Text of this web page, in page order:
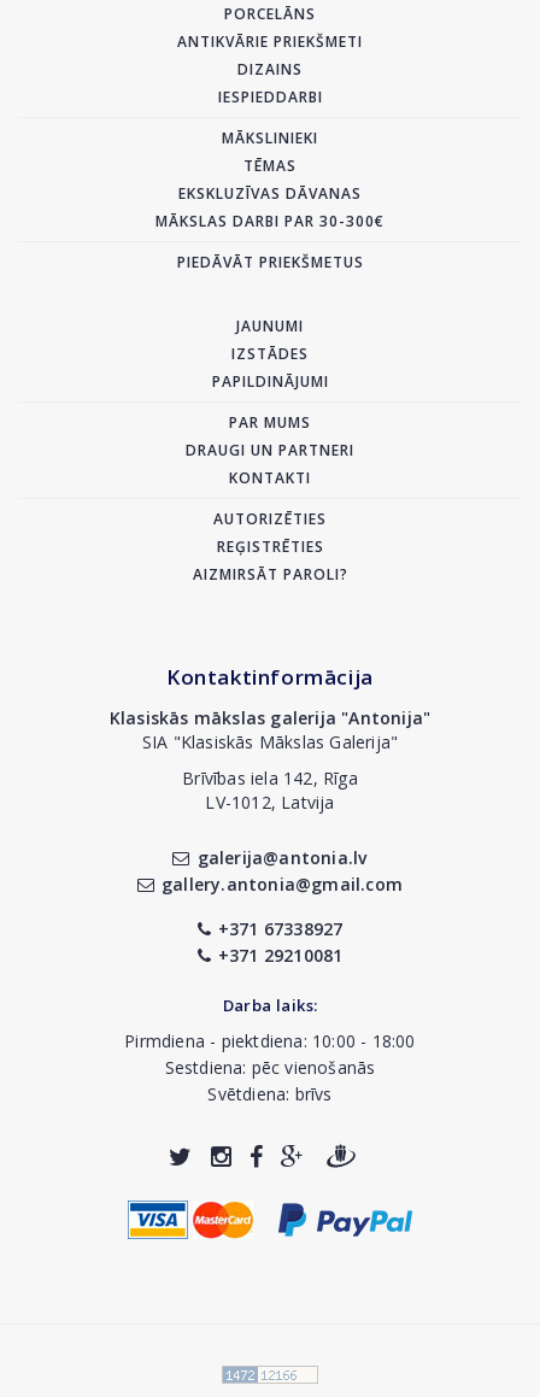
PORCELĀNS
ANTIKVĀRIE PRIEKŠMETI
DIZAINS
IESPIEDDARBI
MĀKSLINIEKI
TĒMAS
EKSKLUZĪVAS DĀVANAS
MĀKSLAS DARBI PAR 30-300€
PIEDĀVĀT PRIEKŠMETUS
JAUNUMI
IZSTĀDES
PAPILDINĀJUMI
PAR MUMS
DRAUGI UN PARTNERI
KONTAKTI
AUTORIZĒTIES
REĢISTRĒTIES
AIZMIRSĀT PAROLI?
Kontaktinformācija
Klasiskās mākslas galerija "Antonija"
SIA "Klasiskās Mākslas Galerija"
Brīvības iela 142, Rīga
LV-1012, Latvija
galerija@antonia.lv
gallery.antonia@gmail.com
+371 67338927
+371 29210081
Darba laiks:
Pirmdiena - piektdiena: 10:00 - 18:00
Sestdiena: pēc vienošanās
Svētdiena: brīvs